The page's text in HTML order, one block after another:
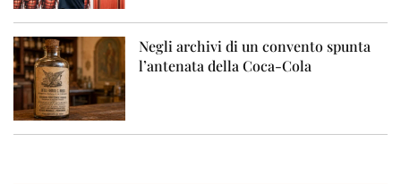
Negli archivi di un convento spunta
l’antenata della Coca-Cola